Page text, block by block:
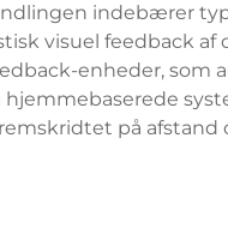
indebærer
visuel feedback
enheder, som
på